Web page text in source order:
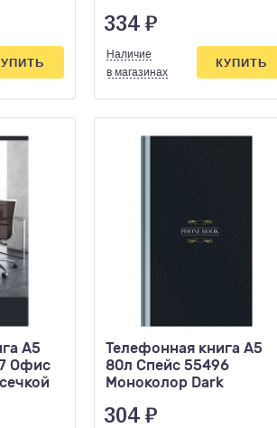
334₽
Наличие
в магазинах
КУПИТЬ
А5
Офис
Телефонная книга А5
80л Спейс 55496
Моноколор Dark
304₽